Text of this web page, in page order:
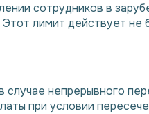
сотрудников в
лимит действует
случае непрерывного
при условии